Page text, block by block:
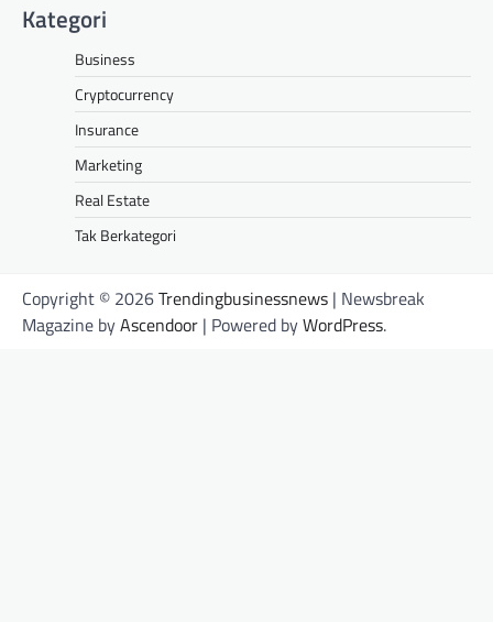
Kategori
Business
Cryptocurrency
Insurance
Marketing
Real Estate
Tak Berkategori
Copyright © 2026Trendingbusinessnews | Newsbreak
Magazine byAscendoor | Powered byWordPress.